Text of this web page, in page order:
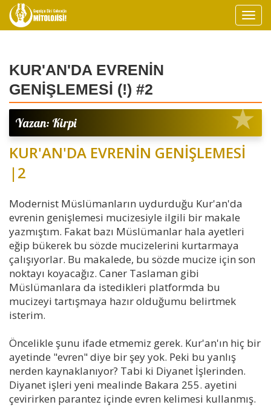
KUR'AN'DA EVRENİN
GENİŞLEMESİ (!) #2
Yazan: Kirpi
KUR'AN'DA EVRENİN GENİŞLEMESİ
|2
Modernist Müslümanların uydurduğu Kur'an'da
evrenin genişlemesi mucizesiyle ilgili bir makale
yazmıştım. Fakat bazı Müslümanlar hala ayetleri
eğip bükerek bu sözde mucizelerini kurtarmaya
çalışıyorlar. Bu makalede, bu sözde mucize için son
noktayı koyacağız. Caner Taslaman gibi
Müslümanlara da istedikleri platformda bu
mucizeyi tartışmaya hazır olduğumu belirtmek
isterim.
Öncelikle şunu ifade etmemiz gerek. Kur'an'ın hiç bir
ayetinde "evren" diye bir şey yok. Peki bu yanlış
nerden kaynaklanıyor? Tabi ki Diyanet İşlerinden.
Diyanet işleri yeni mealinde Bakara 255. ayetini
çevirirken parantez içinde evren kelimesi kullanmış.